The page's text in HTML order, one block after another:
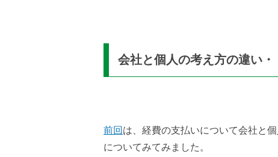
会社と個人の考え方の違い
前回 は、経費の支払いについて会社と
についてみてみました。